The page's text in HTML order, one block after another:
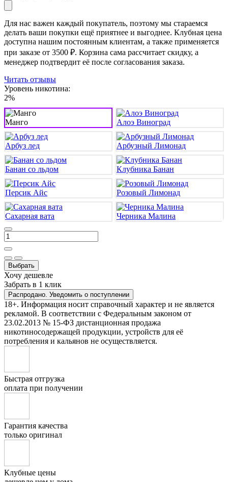
Для нас важен каждый покупатель, поэтому мы стараемся
делать ваши покупки ещё приятнее и выгоднее. Клубная цена
доступна нашим постоянным клиентам, а также применяется
при заказе от 3500 ₽. Корзина сама рассчитает скидку, а
менеджер подтвердит её после согласования заказа.
Читать отзывы
Уровень никотина:
2%
Манго Алоэ Виноград
Арбуз лед Арбузный Лимонад
Банан со льдом Клубника Банан
Персик Айс Розовый Лимонад
Сахарная вата Черника Малина
Выбрать
Хочу дешевле
Забрать в 1 клик
Распродано. Уведомить о поступлении
18+. Информация носит справочный характер и не является
рекламой. В соответствии с Федеральным законом от
23.02.2013 № 15-ФЗ дистанционная продажа
никотиносодержащей продукции, устройств для её
потребления и кальянов не осуществляется.
Быстрая отгрузка
оплата при получении
Гарантия качества
только оригинал
Клубные цены